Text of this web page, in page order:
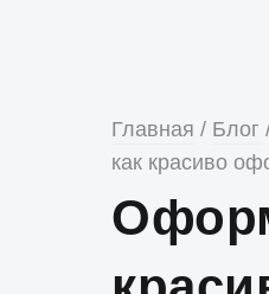
Главная / Блог
как красиво